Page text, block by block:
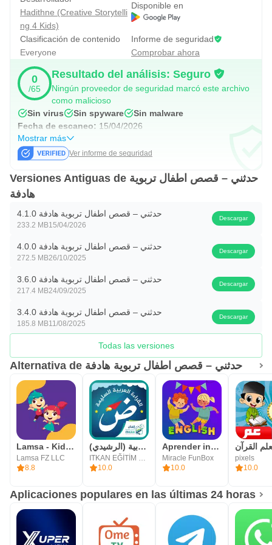
9. Contar cuentos a los niños antes de dormir y en
cualquier otro momento que elija
¿Cuáles son las características detalladas de la
aplicación?
1. Historias largas y con un propósito que se centran en
los valores morales y sociales y el comportamiento
positivo del niño.
2. Dibujos hermosos e interesantes para cada historia (uso
equilibrado similar a las historias de dibujos animados) de
una manera significativa que canta al niño sobre YouTube
para niños.
3. La aplicación funciona sin Internet a través de la función
de acceso permanente y sin Internet: Todos los grupos de
cuentos me hablan están precargados para leerlos en
cualquier momento y sin la disponibilidad de Internet en
todo momento. Descarga historias a tu teléfono y léalas o
escúchalas sin necesidad de Internet (sin Internet o sin
conexión)
4. Diseño simple y perfecto: la aplicación Hadithni está
diseñada para un acceso fácil y efectivo a contenido
distintivo para niños de manera equilibrada sin un uso
excesivo de música y animación, a diferencia de los niños
de YouTube.
5. Interactúe con sus hijos: la aplicación Hadith Me anima
a los padres de los niños a contar historias a sus hijos por
sí mismos para crear momentos interactivos memorables,
a través de la función única Talk Me para grabar estos
en cualquier momento posterior. hora
6. Favoritos: la aplicación proporciona una función para
agregar historias a la lista de favoritos, lo que permite un
Hadithne (Creative Storytelli
ng 4 Kids)
Disponible en
Clasificación de contenido
Everyone
Informe de seguridad
Comprobar ahora
0
/65
Resultado del análisis: Seguro
Ningún proveedor de seguridad marcó este archivo
como malicioso
Sin virus
Sin spyware
Sin malware
Fecha de escaneo: 15/04/2026
Mostrar más
Ver informe de seguridad
Versiones Antiguas de حدثني – قصص اطفال تربوية
هادفة
حدثني – قصص اطفال تربوية هادفة 4.1.0
233.2 MB15/04/2026
Descargar
حدثني – قصص اطفال تربوية هادفة 4.0.0
272.5 MB26/10/2025
Descargar
حدثني – قصص اطفال تربوية هادفة 3.6.0
217.4 MB24/09/2025
Descargar
حدثني – قصص اطفال تربوية هادفة 3.4.0
185.8 MB11/08/2025
Descargar
Todas las versiones
Alternativa de حدثني – قصص اطفال تربوية هادفة
Lamsa - Kids Learning App
Lamsa FZ LLC
8.8
القراءة العربية (الرشيدي)
10.0
Aprender inglés rápido y fácil
Miracle FunBox
10.0
القرآن
pixels
10.0
Aplicaciones populares en las últimas 24 horas